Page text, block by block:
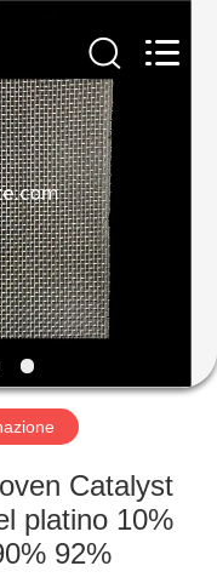
Catalyst
platino 10%
92%